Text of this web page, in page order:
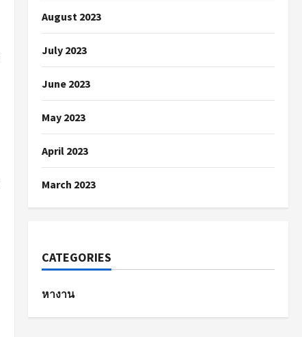
August 2023
July 2023
June 2023
May 2023
April 2023
March 2023
CATEGORIES
หางาน